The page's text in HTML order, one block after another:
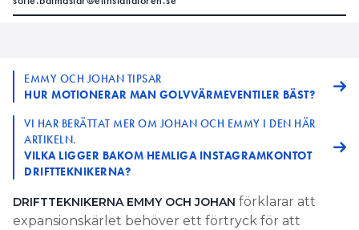
EMMY OCH JOHAN TIPSAR
HUR MOTIONERAR MAN GOLVVÄRMEVENTILER BÄST?
VI HAR BERÄTTAT MER OM JOHAN OCH EMMY I DEN HÄR
ARTIKELN.
VILKA LIGGER BAKOM HEMLIGA INSTAGRAMKONTOT
DRIFTTEKNIKERNA?
DRIFTTEKNIKERNA EMMY OCH JOHAN förklarar att
expansionskärlet behöver ett förtryck för att